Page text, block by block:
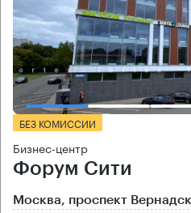
БЕЗ КОМИССИИ
Бизнес-центр
Форум Сити
Москва, проспект